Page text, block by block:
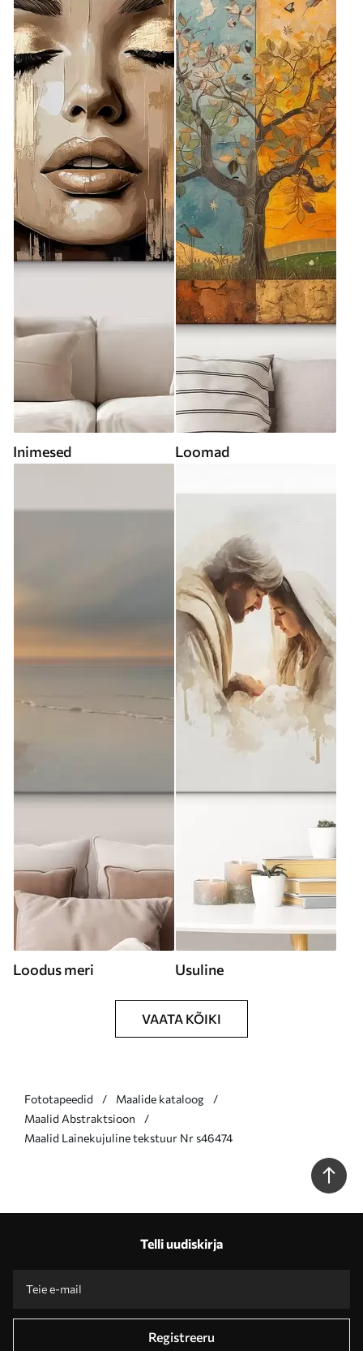
Inimesed Loomad
Loodus meri Usuline
VAATA KÕIKI
Fototapeedid
Maalide kataloog
Maalid Abstraktsioon
Maalid Lainekujuline tekstuur Nr s46474
Telli uudiskirja
Registreeru